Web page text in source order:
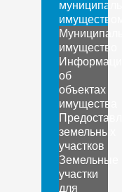
имущество
об
объектах
имущества
земельных
участков
Земельные
участки
для